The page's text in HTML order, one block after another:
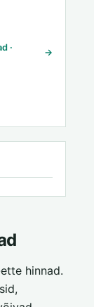
·
→
hinnad.